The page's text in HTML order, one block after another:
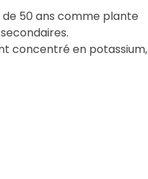
de 50 ans comme plante
concentré en potassium,